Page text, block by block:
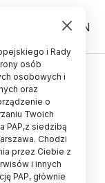
PL EN
którą
i Rady
osób
osobowych i
oraz
o
Twoich
PAP,z siedzibą
Chodzi
przez Ciebie z
i innych
PAP, głównie